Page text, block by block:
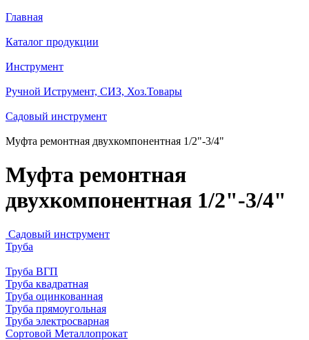
Главная
Каталог продукции
Инструмент
Ручной Иструмент, СИЗ, Хоз.Товары
Садовый инструмент
Муфта ремонтная двухкомпонентная 1/2"-3/4"
Муфта ремонтная
двухкомпонентная 1/2"-3/4"
Садовый инструмент
Труба
Труба ВГП
Труба квадратная
Труба оцинкованная
Труба прямоугольная
Труба электросварная
Сортовой Металлопрокат